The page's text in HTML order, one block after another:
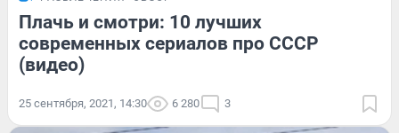
Плачь и смотри: 10 лучших
современных сериалов про СССР
(видео)
25 сентября, 2021, 14:30 6 280 3